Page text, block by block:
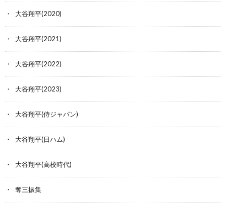
大谷翔平(2020)
大谷翔平(2021)
大谷翔平(2022)
大谷翔平(2023)
大谷翔平(侍ジャパン)
大谷翔平(日ハム)
大谷翔平(高校時代)
奪三振集